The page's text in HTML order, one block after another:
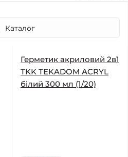
Каталог
Герметик акриловий 2в1
TKK TEKADOM ACRYL
білий 300 мл (1/20)